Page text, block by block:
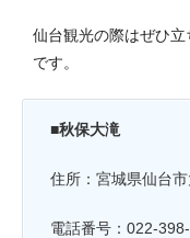
仙台観光の際はぜひ
です。
■秋保大滝
住所：宮城県仙台
電話番号：022-